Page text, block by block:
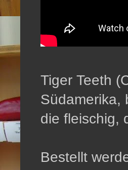
Tiger Teeth
Südamerika,
die fleischig,
Bestellt